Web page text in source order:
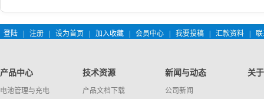
登陆 注册 设为首页 加入收藏 会员中心 我要投稿 汇款资料
产品中心
电池管理与充电
技术资源
产品文档下载
新闻与动态
公司新闻
关